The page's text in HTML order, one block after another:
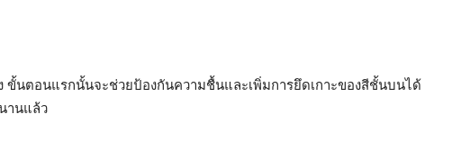
ขั้นตอนแรกนั้นจะช่วยป้องกันความชื้นและเพิ่มการยึดเกาะของสีชั้นบนได้
านแล้ว